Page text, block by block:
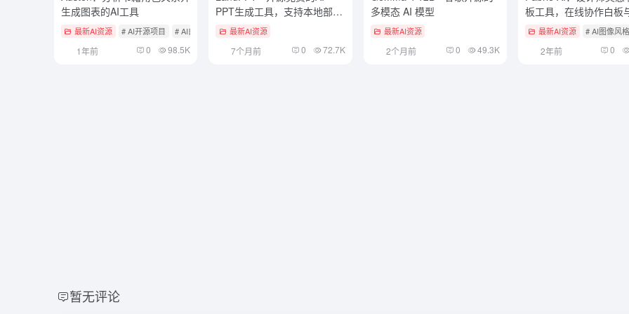
生成图表的AI工具
最新AI资源 # AI开源项目 # AI白板与信息图
1年前 0 98.5K
PPT生成工具，支持本地部署
和云端协作
最新AI资源
7个月前 0 72.7K
多模态 AI 模型
最新AI资源
2个月前 0 49.3K
板工具，在线协作白板
渲染最新AI资源 # AI图像风
2年前 0
暂无评论